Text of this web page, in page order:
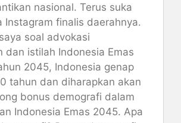
nasional. Terus suka
Instagram finalis daerahnya.
soal advokasi
dan istilah Indonesia Emas
2045, Indonesia genap
tahun dan diharapkan akan
bonus demografi dalam
Indonesia Emas 2045. Apa